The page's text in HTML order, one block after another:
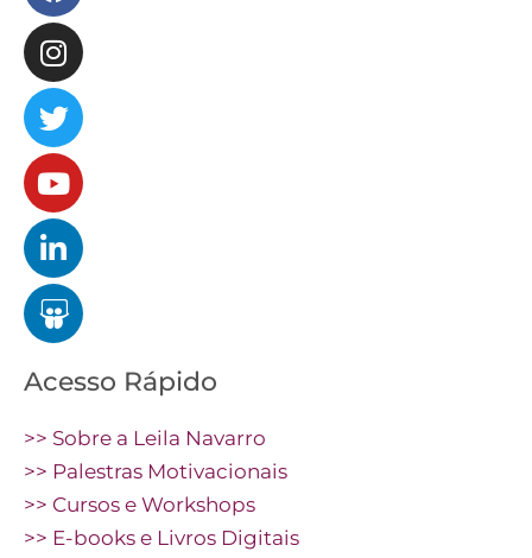
Acesso Rápido
>> Sobre a Leila Navarro
>> Palestras Motivacionais
>> Cursos e Workshops
>> E-books e Livros Digitais